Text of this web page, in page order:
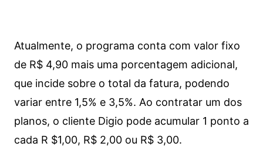
Atualmente, o programa conta com valor fixo
de R$ 4,90 mais uma porcentagem adicional,
que incide sobre o total da fatura, podendo
variar entre 1,5% e 3,5%. Ao contratar um dos
planos, o cliente Digio pode acumular 1 ponto a
cada R $1,00, R$ 2,00 ou R$ 3,00.